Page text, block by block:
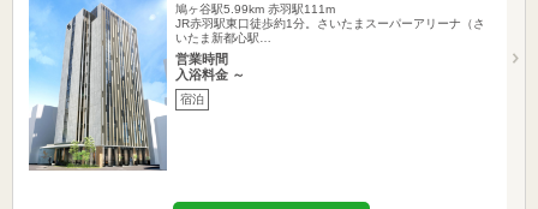
鳩ヶ谷駅5.99km 赤羽駅111m
JR赤羽駅東口徒歩約1分。さいたまスーパーアリーナ（さ
いたま新都心駅…
営業時間
入浴料金 ～
宿泊